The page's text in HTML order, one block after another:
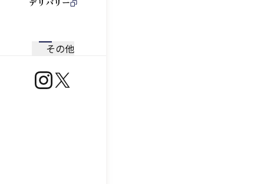
デリバリー
その他
https://www.instagram.com/ootoya.jp/
https://x.com/ootoya_gohan